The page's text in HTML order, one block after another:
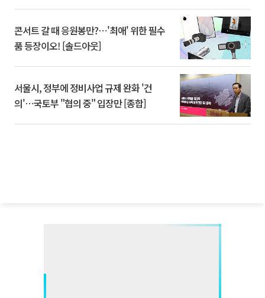
콘서트 갈 때 응원봉만?⋯'최애' 위한 필수
품 등장이오! [솔드아웃]
서울시, 정부에 정비사업 규제 완화 '건
의'⋯국토부 "협의 중" 입장만 [종합]